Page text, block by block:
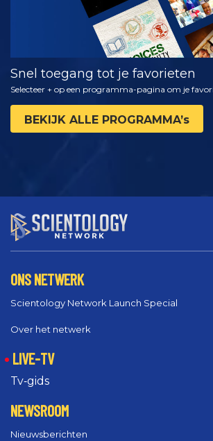
Snel toegang tot je favorieten
Selecteer + op een programma-pagina om je
BEKIJK ALLE PROGRAMMA’s
ONS NETWERK
Scientology Network Launch Special
Over het netwerk
LIVE-TV
Tv‑gids
NEWSROOM
Nieuwsberichten